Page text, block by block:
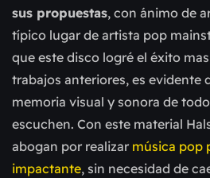
sus propuestas, con ánimo de
típico lugar de artista pop
que este disco logré el éxito
trabajos anteriores, es evidente
memoria visual y sonora de
escuchen. Con este material
abogan por realizar música pop
impactante, sin necesidad de